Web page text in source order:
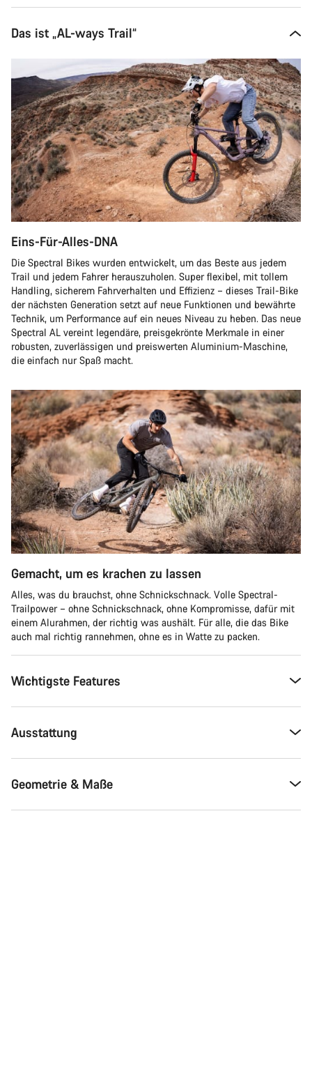
Das ist „AL-ways Trail“
Eins-Für-Alles-DNA
Die Spectral Bikes wurden entwickelt, um das Beste aus jedem
Trail und jedem Fahrer herauszuholen. Super flexibel, mit tollem
Handling, sicherem Fahrverhalten und Effizienz – dieses Trail-Bike
der nächsten Generation setzt auf neue Funktionen und bewährte
Technik, um Performance auf ein neues Niveau zu heben. Das neue
Spectral AL vereint legendäre, preisgekrönte Merkmale in einer
robusten, zuverlässigen und preiswerten Aluminium-Maschine,
die einfach nur Spaß macht.
Gemacht, um es krachen zu lassen
Alles, was du brauchst, ohne Schnickschnack. Volle Spectral-
Trailpower – ohne Schnickschnack, ohne Kompromisse, dafür mit
einem Alurahmen, der richtig was aushält. Für alle, die das Bike
auch mal richtig rannehmen, ohne es in Watte zu packen.
Wichtigste Features
Ausstattung
Geometrie & Maße